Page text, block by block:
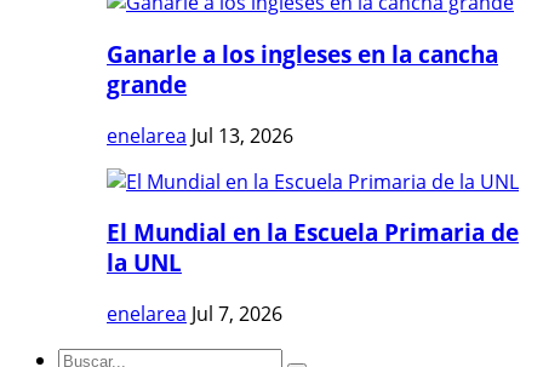
Ganarle a los ingleses en la cancha
grande
enelarea Jul 13, 2026
El Mundial en la Escuela Primaria de
la UNL
enelarea Jul 7, 2026